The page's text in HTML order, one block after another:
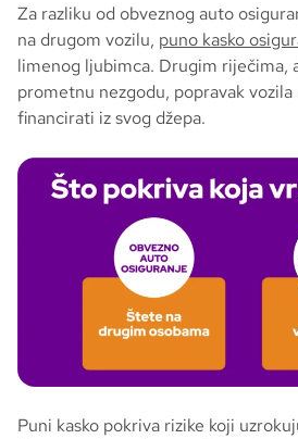
Za razliku od obveznog auto
na drugom vozilu, puno kasko
limenog ljubimca. Drugim riječima,
prometnu nezgodu, popravak
financirati iz svog džepa.
Puni kasko pokriva rizike koji